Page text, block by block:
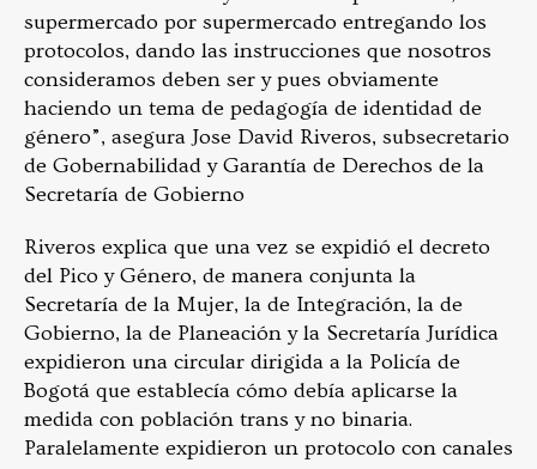
supermercado por supermercado entregando los
protocolos, dando las instrucciones que nosotros
consideramos deben ser y pues obviamente
haciendo un tema de pedagogía de identidad de
género”, asegura Jose David Riveros, subsecretario
de Gobernabilidad y Garantía de Derechos de la
Secretaría de Gobierno
Riveros explica que una vez se expidió el decreto
del Pico y Género, de manera conjunta la
Secretaría de la Mujer, la de Integración, la de
Gobierno, la de Planeación y la Secretaría Jurídica
expidieron una circular dirigida a la Policía de
Bogotá que establecía cómo debía aplicarse la
medida con población trans y no binaria.
Paralelamente expidieron un protocolo con canales